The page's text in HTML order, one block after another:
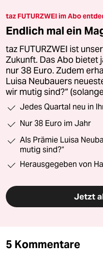
taz FUTURZWEI im Abo
Endlich mal ein
taz FUTURZWEI ist
Zukunft. Das Abo bietet
nur 38 Euro. Zudem
Luisa Neubauers
wir mutig sind?“
Jedes Quartal neu in
Nur 38 Euro im Jahr
Als Prämie Luisa
mutig sind?“
Herausgegeben von
Jetzt
5 Kommentare